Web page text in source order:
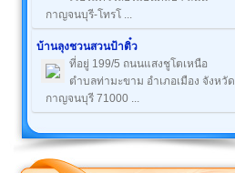
กาญจนบุรี-โทรโ ...
บ้านลุงชวนสวนป้าติ๋ว
ที่อยู่ 199/5 ถนนแสงชูโตเหนือ
ตำบลท่ามะขาม อำเภอเมือง จังหวัด
กาญจนบุรี 71000 ...